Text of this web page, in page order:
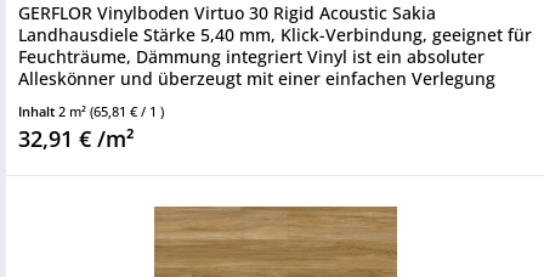
GERFLOR Vinylboden Virtuo 30 Rigid Acoustic Sakia
Landhausdiele Stärke 5,40 mm, Klick-Verbindung, geeignet für
Feuchträume, Dämmung integriert Vinyl ist ein absoluter
Alleskönner und überzeugt mit einer einfachen Verlegung
sowie einem...
Inhalt 2 m² (65,81 € / 1 )
32,91 € /m²